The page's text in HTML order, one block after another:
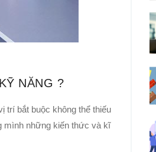
NĂNG ?
trí bắt buộc không thể thiếu
mình những kiến thức và kĩ